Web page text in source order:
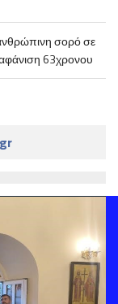
σορό σε
63χρονου